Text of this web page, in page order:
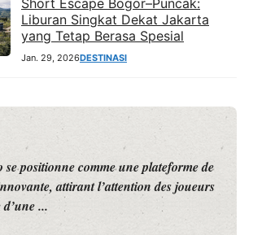
Short Escape Bogor–Puncak:
Liburan Singkat Dekat Jakarta
yang Tetap Berasa Spesial
Jan. 29, 2026DESTINASI
se positionne comme une plateforme de
attirant l’attention des joueurs
...